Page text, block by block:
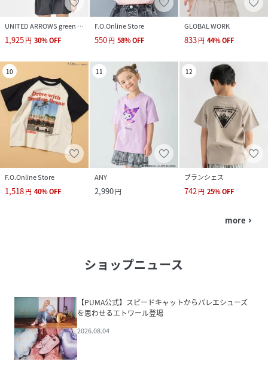
UNITED ARROWS green label relaxing
1,925円 30%OFF
F.O.Online Store
550円 58%OFF
GLOBAL WORK
833円 44%OFF
10
F.O.Online Store
1,518円 40%OFF
11
ANY
2,990円
12
ブランシェス
742円 25%OFF
more navigate_next
ショップニュース
【PUMA公式】スピードキャットからバレエシューズ
を思わせるエトワール登場
2026.08.04